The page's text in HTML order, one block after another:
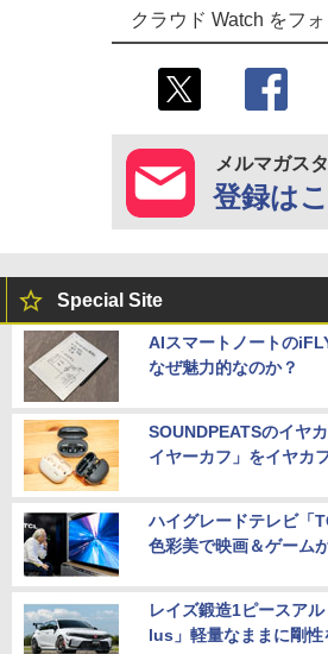
クラウド Watch をフ
メルマガス
登録は
Special Site
AIスマートノートの
なぜ魅力的なのか？
SOUNDPEATSのイヤ
イヤーカフ」をイヤカ
ハイグレードテレビ「
色彩美で映画＆ゲーム
レイズ鍛造1ピースア
lus」軽量なままに剛性